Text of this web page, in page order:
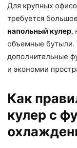
Для крупных
требуется
напольный кулер,
объемные бутыли.
дополнительные
и экономии
Как
кулер с